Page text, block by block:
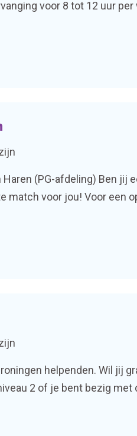
voor 8 tot 12 uur
(PG-afdeling) Ben
match voor jou! Voor een
helpenden. Wil jij
2 of je bent bezig